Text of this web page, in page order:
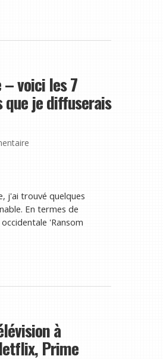
voici les 7
je diffuserais
j'ai trouvé quelques
En termes de
'Ransom
à
Prime